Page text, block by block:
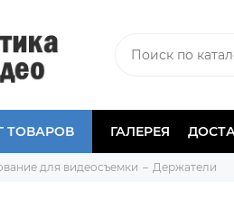
ТОВАРОВ ГАЛЕРЕЯ
для видеосъемки Держатели